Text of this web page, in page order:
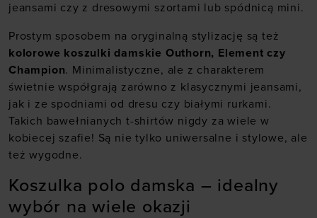
jeansami czy z dresowymi szortami lub spódnicą mini.
Prostym sposobem na oryginalną stylizację są też
kolorowe koszulki damskie Outhorn, Element czy
Champion. Minimalistyczne, ale z charakterem
świetnie współgrają zarówno z klasycznymi jeansami,
jak i ze spodniami od dresu czy białymi rurkami.
Takich bawełnianych t-shirtów nigdy za wiele w
kobiecej szafie! Są nie tylko uniwersalne i stylowe, ale
też wygodne.
Koszulka polo damska – idealny
wybór na wiele okazji